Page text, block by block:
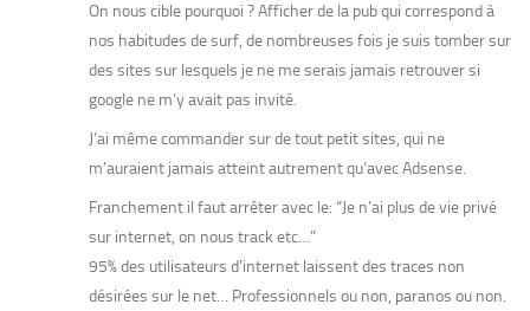
On nous cible pourquoi ? Afficher de la pub qui correspond à
nos habitudes de surf, de nombreuses fois je suis tomber sur
des sites sur lesquels je ne me serais jamais retrouver si
google ne m’y avait pas invité.
J’ai même commander sur de tout petit sites, qui ne
m’auraient jamais atteint autrement qu’avec Adsense.
Franchement il faut arrêter avec le: “Je n’ai plus de vie privé
sur internet, on nous track etc…”
95% des utilisateurs d’internet laissent des traces non
désirées sur le net… Professionnels ou non, paranos ou non.